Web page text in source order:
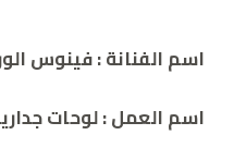
اسم الفنانة : فينوس
اسم العمل :لوحات